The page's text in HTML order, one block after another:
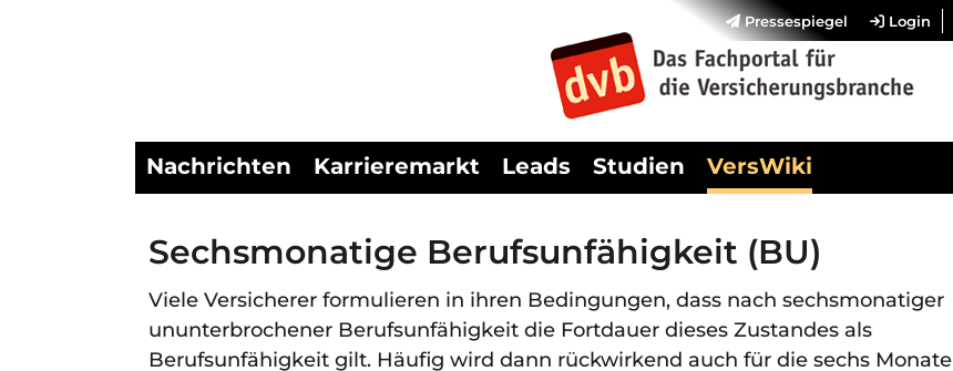
Pressespiegel Login
Nachrichten Karrieremarkt Leads Studien VersWiki
Sechsmonatige Berufsunfähigkeit (BU)
Viele Versicherer formulieren in ihren Bedingungen, dass nach sechsmonatiger
ununterbrochener Berufsunfähigkeit die Fortdauer dieses Zustandes als
Berufsunfähigkeit gilt. Häufig wird dann rückwirkend auch für die sechs Monate